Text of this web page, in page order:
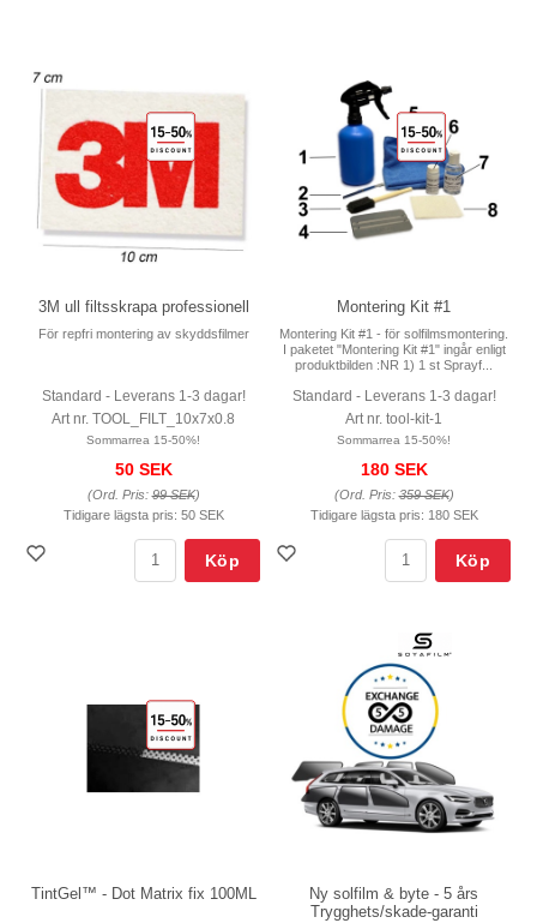
3M ull filtsskrapa professionell
För repfri montering av skyddsfilmer
Standard - Leverans 1-3 dagar!
Art nr. TOOL_FILT_10x7x0.8
Sommarrea 15-50%!
50 SEK
(Ord. Pris:99 SEK)
Tidigare lägsta pris: 50 SEK
Köp
Montering Kit #1
Montering Kit #1 - för solfilmsmontering.
I paketet "Montering Kit #1" ingår enligt
produktbilden :NR 1) 1 st Sprayf...
Standard - Leverans 1-3 dagar!
Art nr. tool-kit-1
Sommarrea 15-50%!
180 SEK
(Ord. Pris:359 SEK)
Tidigare lägsta pris: 180 SEK
Köp
TintGel™ - Dot Matrix fix 100ML
Ny solfilm & byte - 5 års
Trygghets/skade-garanti